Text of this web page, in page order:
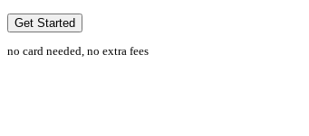
Get Started
no card needed, no extra fees